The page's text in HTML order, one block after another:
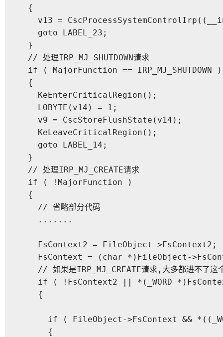
  {
v13 =
    goto LABEL_23;
  }
  // 处理IRP_MJ_SHUTDOWN请求
  if ( MajorFunction == IRP_MJ_SHUTDOWN )
  {
    KeEnterCriticalRegion();
    LOBYTE(v14) = 1;
    v9 = CscStoreFlushState(v14);
    KeLeaveCriticalRegion();
    goto LABEL_14;
  }
  // 处理IRP_MJ_CREATE请求
  if ( !MajorFunction )
  {
    // 省略部分代码
    .......
    FsContext2 = FileObject->FsContext2;
FsContext = (char *)FileObject-
// 如果是IRP_MJ_CREATE请求,大多都进不了这
if ( !FsContext2 || *(_WORD
    {
if ( FileObject->FsContext &&
      {